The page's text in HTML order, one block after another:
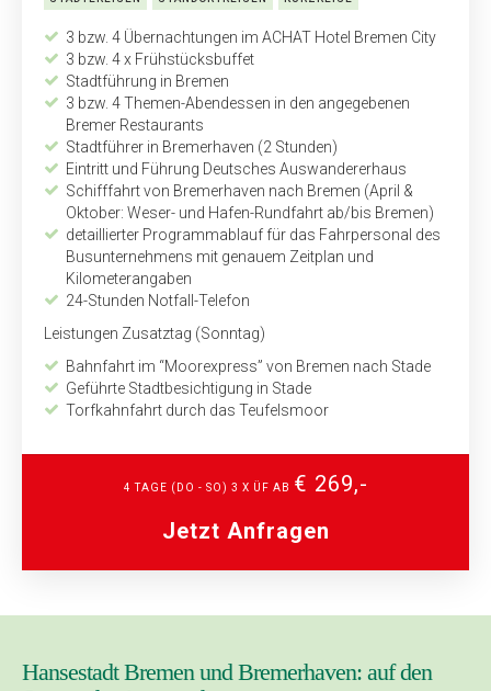
3 bzw. 4 Übernachtungen im ACHAT Hotel Bremen City
3 bzw. 4 x Frühstücksbuffet
Stadtführung in Bremen
3 bzw. 4 Themen-Abendessen in den angegebenen
Bremer Restaurants
Stadtführer in Bremerhaven (2 Stunden)
Eintritt und Führung Deutsches Auswandererhaus
Schifffahrt von Bremerhaven nach Bremen (April &
Oktober: Weser- und Hafen-Rundfahrt ab/bis Bremen)
detaillierter Programmablauf für das Fahrpersonal des
Busunternehmens mit genauem Zeitplan und
Kilometerangaben
24-Stunden Notfall-Telefon
Leistungen Zusatztag (Sonntag)
Bahnfahrt im “Moorexpress” von Bremen nach Stade
Geführte Stadtbesichtigung in Stade
Torfkahnfahrt durch das Teufelsmoor
4 TAGE (DO - SO) 3 X ÜF AB € 269,-
Jetzt Anfragen
Hansestadt Bremen und Bremerhaven: auf den